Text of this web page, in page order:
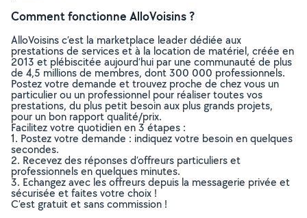
Comment fonctionne AlloVoisins ?
AlloVoisins c’est la marketplace leader dédiée aux
prestations de services et à la location de matériel, créée en
2013 et plébiscitée aujourd’hui par une communauté de plus
de 4,5 millions de membres, dont 300 000 professionnels.
Postez votre demande et trouvez proche de chez vous un
particulier ou un professionnel pour réaliser toutes vos
prestations, du plus petit besoin aux plus grands projets,
pour un bon rapport qualité/prix.
Facilitez votre quotidien en 3 étapes :
1. Postez votre demande : indiquez votre besoin en quelques
secondes.
2. Recevez des réponses d’offreurs particuliers et
professionnels en quelques minutes.
3. Echangez avec les offreurs depuis la messagerie privée et
sécurisée et faites votre choix !
C’est gratuit et sans commission !